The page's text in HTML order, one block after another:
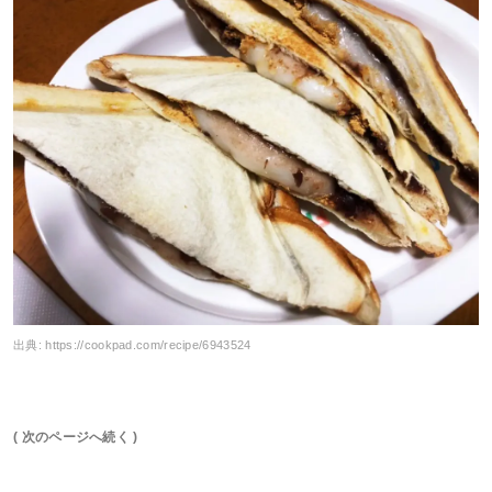
出典:https://cookpad.com/recipe/6943524
( 次のページへ続く )